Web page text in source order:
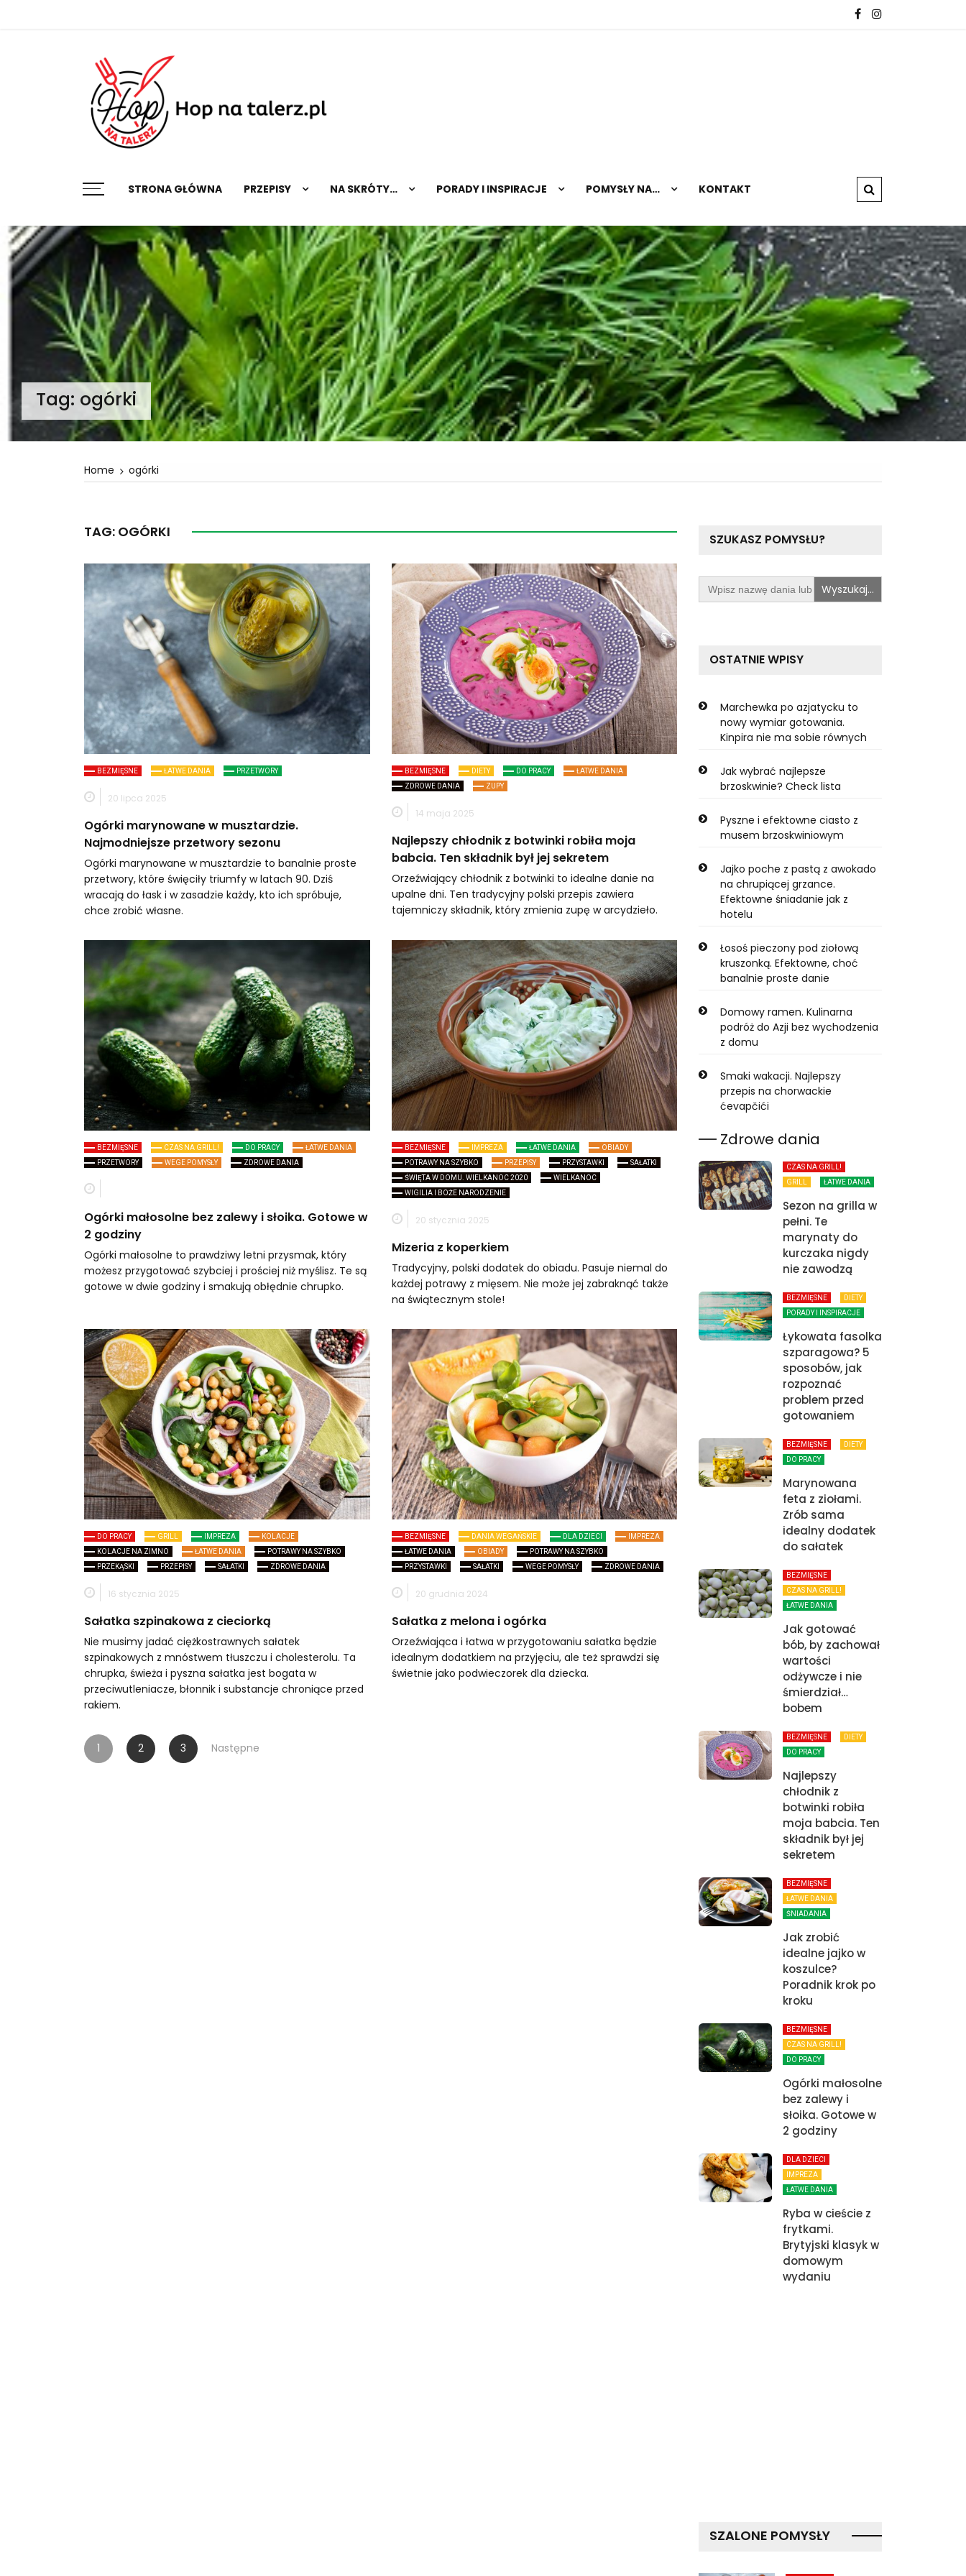
STRONA GŁÓWNA
PRZEPISY NA SKRÓTY… PORADY I INSPIRACJE POMYSŁY NA… KONTAKT
Tag: ogórki
Home ogórki
TAG: OGÓRKI
BEZMIĘSNE ŁATWE DANIA PRZETWORY
20 lipca 2025
Ogórki marynowane w musztardzie.
Najmodniejsze przetwory sezonu
Ogórki marynowane w musztardzie to banalnie proste
przetwory, które święciły triumfy w latach 90. Dziś
wracają do łask i w zasadzie każdy, kto ich spróbuje,
chce zrobić własne.
BEZMIĘSNE DIETY DO PRACY
ŁATWE DANIA
ZDROWE DANIA
ZUPY
14 maja 2025
Najlepszy chłodnik z botwinki robiła moja
babcia. Ten składnik był jej sekretem
Orzeźwiający chłodnik z botwinki to idealne danie na
upalne dni. Ten tradycyjny polski przepis zawiera
tajemniczy składnik, który zmienia zupę w arcydzieło.
BEZMIĘSNE CZAS NA GRILL! DO PRACY
ŁATWE DANIA
PRZETWORY
WEGE POMYSŁY ZDROWE DANIA
Ogórki małosolne bez zalewy i słoika. Gotowe w
2 godziny
Ogórki małosolne to prawdziwy letni przysmak, który
możesz przygotować szybciej i prościej niż myślisz. Te są
gotowe w dwie godziny i smakują obłędnie chrupko.
BEZMIĘSNE IMPREZA ŁATWE DANIA
OBIADY
POTRAWY NA SZYBKO
PRZEPISY PRZYSTAWKI
SAŁATKI
ŚWIĘTA W DOMU. WIELKANOC 2020
WIELKANOC
WIGILIA I BOŻE NARODZENIE
20 stycznia 2025
Mizeria z koperkiem
Tradycyjny, polski dodatek do obiadu. Pasuje niemal do
każdej potrawy z mięsem. Nie może jej zabraknąć także
na świątecznym stole!
DO PRACY GRILL IMPREZA
KOLACJE
KOLACJE NA ZIMNO
ŁATWE DANIA
POTRAWY NA SZYBKO
PRZEKĄSKI
PRZEPISY SAŁATKI ZDROWE DANIA
16 stycznia 2025
Sałatka szpinakowa z cieciorką
Nie musimy jadać ciężkostrawnych sałatek
szpinakowych z mnóstwem tłuszczu i cholesterolu. Ta
chrupka, świeża i pyszna sałatka jest bogata w
przeciwutleniacze, błonnik i substancje chroniące przed
rakiem.
BEZMIĘSNE DANIA WEGAŃSKIE DLA DZIECI
IMPREZA
ŁATWE DANIA
OBIADY
POTRAWY NA SZYBKO
PRZYSTAWKI
SAŁATKI WEGE POMYSŁY ZDROWE DANIA
20 grudnia 2024
Sałatka z melona i ogórka
Orzeźwiająca i łatwa w przygotowaniu sałatka będzie
idealnym dodatkiem na przyjęciu, ale też sprawdzi się
świetnie jako podwieczorek dla dziecka.
Stronicowanie
wpisów
1 2 3 Następne
SZUKASZ POMYSŁU?
Search
for:
OSTATNIE WPISY
Marchewka po azjatycku to
nowy wymiar gotowania.
Kinpira nie ma sobie równych
Jak wybrać najlepsze
brzoskwinie? Check lista
Pyszne i efektowne ciasto z
musem brzoskwiniowym
Jajko poche z pastą z awokado
na chrupiącej grzance.
Efektowne śniadanie jak z
hotelu
Łosoś pieczony pod ziołową
kruszonką. Efektowne, choć
banalnie proste danie
Domowy ramen. Kulinarna
podróż do Azji bez wychodzenia
z domu
Smaki wakacji. Najlepszy
przepis na chorwackie
ćevapčići
Zdrowe dania
CZAS NA GRILL!
GRILL
ŁATWE DANIA
Sezon na grilla w
pełni. Te
marynaty do
kurczaka nigdy
nie zawodzą
BEZMIĘSNE
DIETY
PORADY I INSPIRACJE
Łykowata fasolka
szparagowa? 5
sposobów, jak
rozpoznać
problem przed
gotowaniem
BEZMIĘSNE
DIETY
DO PRACY
Marynowana
feta z ziołami.
Zrób sama
idealny dodatek
do sałatek
BEZMIĘSNE
CZAS NA GRILL!
ŁATWE DANIA
Jak gotować
bób, by zachował
wartości
odżywcze i nie
śmierdział…
bobem
BEZMIĘSNE
DIETY
DO PRACY
Najlepszy
chłodnik z
botwinki robiła
moja babcia. Ten
składnik był jej
sekretem
BEZMIĘSNE
ŁATWE DANIA
ŚNIADANIA
Jak zrobić
idealne jajko w
koszulce?
Poradnik krok po
kroku
BEZMIĘSNE
CZAS NA GRILL!
DO PRACY
Ogórki małosolne
bez zalewy i
słoika. Gotowe w
2 godziny
DLA DZIECI
IMPREZA
ŁATWE DANIA
Ryba w cieście z
frytkami.
Brytyjski klasyk w
domowym
wydaniu
SZALONE POMYSŁY